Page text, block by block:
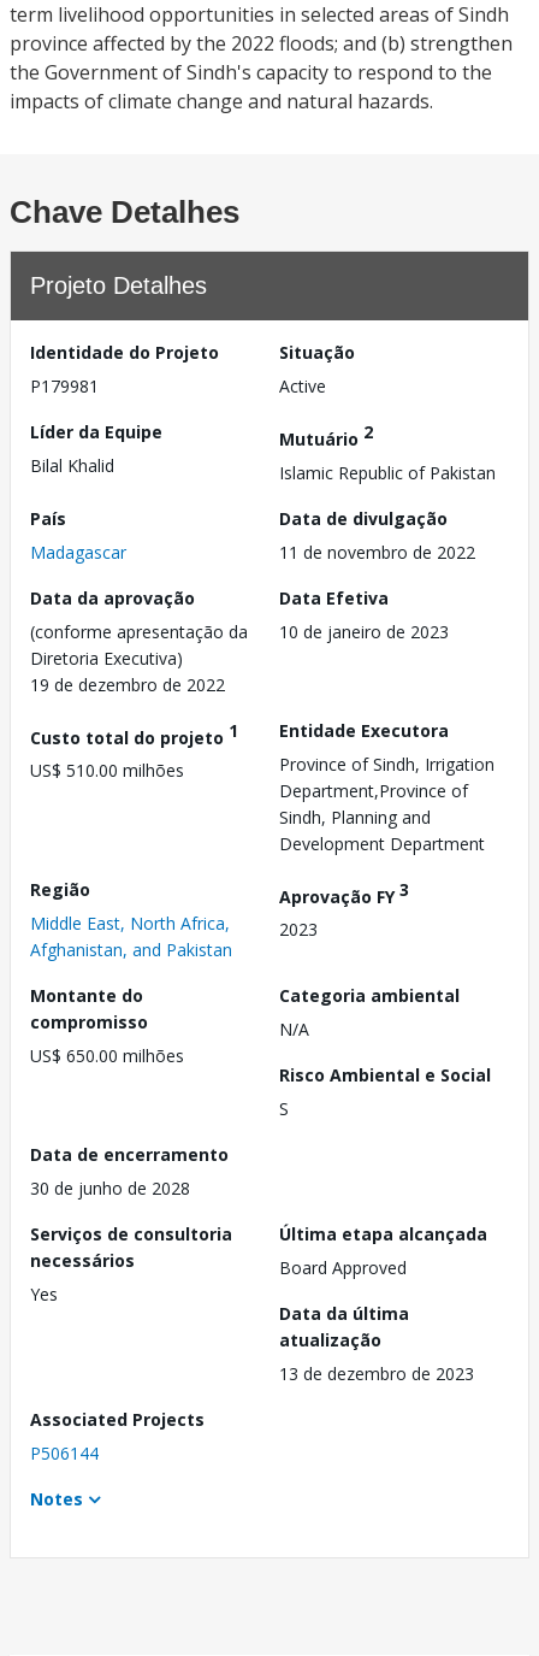
term livelihood opportunities in selected areas of Sindh
province affected by the 2022 floods; and (b) strengthen
the Government of Sindh's capacity to respond to the
impacts of climate change and natural hazards.
Chave Detalhes
Projeto Detalhes
Identidade do Projeto
P179981
Situação
Active
Líder da Equipe
Bilal Khalid
Mutuário 2
Islamic Republic of Pakistan
País
Madagascar
Data de divulgação
11 de novembro de 2022
Data da aprovação
(conforme apresentação da
Diretoria Executiva)
19 de dezembro de 2022
Data Efetiva
10 de janeiro de 2023
Custo total do projeto 1
US$ 510.00 milhões
Entidade Executora
Province of Sindh, Irrigation
Department,Province of
Sindh, Planning and
Development Department
Região
Middle East, North Africa,
Afghanistan, and Pakistan
Aprovação FY3
2023
Montante do
compromisso
US$ 650.00 milhões
Categoria ambiental
N/A
Risco Ambiental e Social
S
Data de encerramento
30 de junho de 2028
Serviços de consultoria
necessários
Yes
Última etapa alcançada
Board Approved
Data da última
atualização
13 de dezembro de 2023
Associated Projects
P506144
Notes